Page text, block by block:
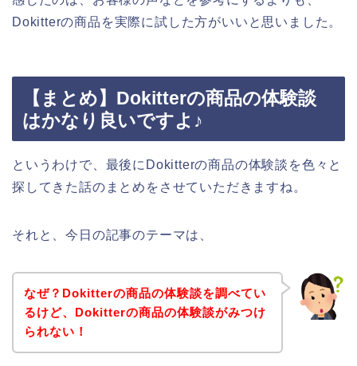
Dokitterの商品を実際に試した方がいいと思いました。
【まとめ】Dokitterの商品の体験談
はかなり良いですよ♪
というわけで、最後にDokitterの商品の体験談を色々と
探してきた話のまとめをさせていただきますね。
それと、今日の記事のテーマは、
なぜ？Dokitterの商品の体験談を調べてい
るけど、Dokitterの商品の体験談がみつけ
られない！